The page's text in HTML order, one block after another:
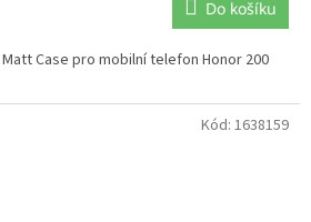
Do košíku
Case pro mobilní telefon Honor 200
Kód: 1638159